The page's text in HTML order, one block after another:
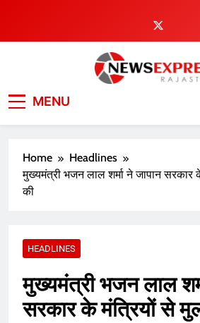
content
MENU
Home
Headlines
मुख्यमंत्री भजन लाल शर्मा ने जापान सरकार
की
HEADLINES
मुख्यमंत्री भजन लाल
सरकार के मंत्रियों से